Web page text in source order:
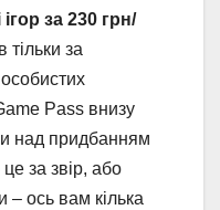
за 230 грн/
за
Pass внизу
над придбанням
за звір, або
– ось вам кілька